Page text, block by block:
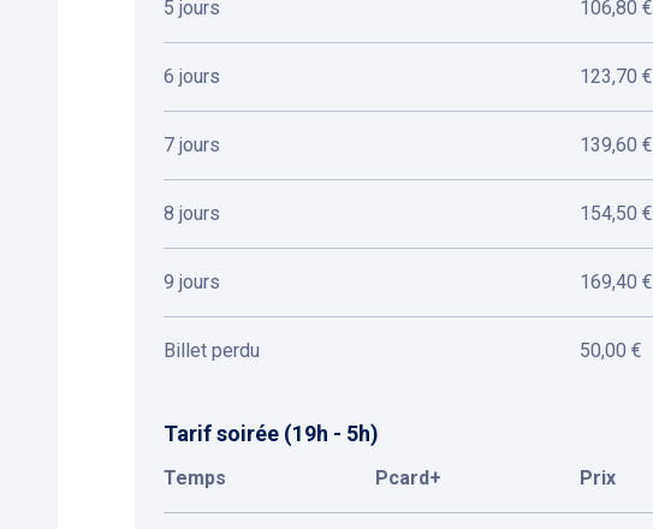
5 jours 106,80 €
6 jours 123,70 €
7 jours 139,60 €
8 jours 154,50 €
9 jours 169,40 €
Billet perdu 50,00 €
Tarif soirée (19h - 5h)
Temps Pcard+ Prix